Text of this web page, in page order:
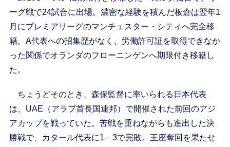
ーグ戦で24試合に出場。濃密な経験を積んだ板倉は翌年1
月にプレミアリーグのマンチェスター・シティへ完全移
籍。A代表への招集歴がなく、労働許可証を取得できなか
った関係でオランダのフローニンゲンへ期限付き移籍し
た。
ちょうどそのとき、森保監督に率いられる日本代表
は、UAE（アラブ首長国連邦）で開催された前回のアジ
アカップを戦っていた。苦戦を重ねながらも進出した決
勝戦で、カタール代表に1－3で完敗。王座奪回を果たせ